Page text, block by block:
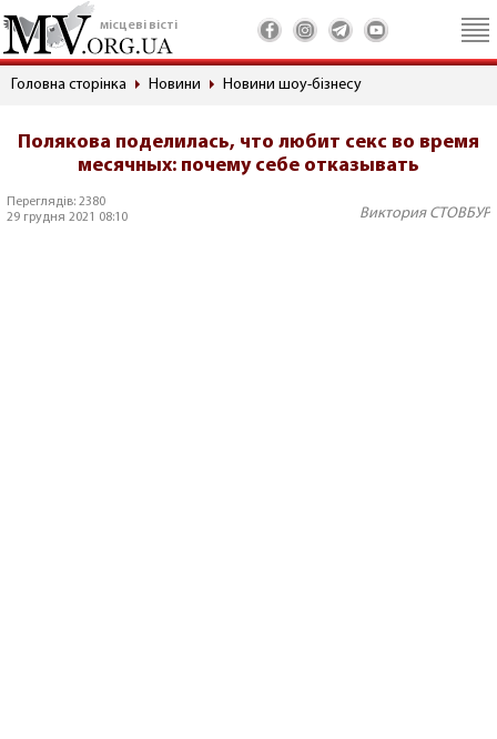
місцеві вісті
Головна сторінка Новини Новини шоу-бізнесу
Полякова поделилась, что любит секс во время
месячных: почему себе отказывать
Переглядів: 2380
29 грудня 2021 08:10
Виктория СТОВБУР